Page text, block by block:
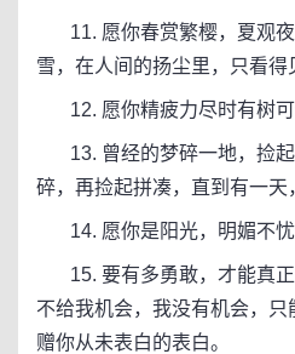
11. 愿你春赏繁樱，夏观夜
雪，在人间的扬尘里，只看得
12. 愿你精疲力尽时有树可
13. 曾经的梦碎一地，捡起
碎，再捡起拼凑，直到有一天
14. 愿你是阳光，明媚不忧
15. 要有多勇敢，才能真正
不给我机会，我没有机会，只
赠你从未表白的表白。